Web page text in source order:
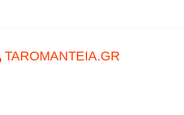
TAROMANTEIA.GR